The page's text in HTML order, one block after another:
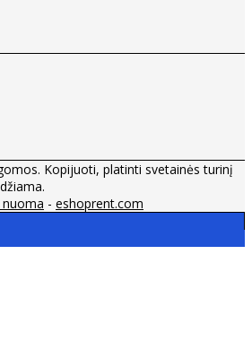
Kopijuoti, platinti svetainės turinį
- eshoprent.com